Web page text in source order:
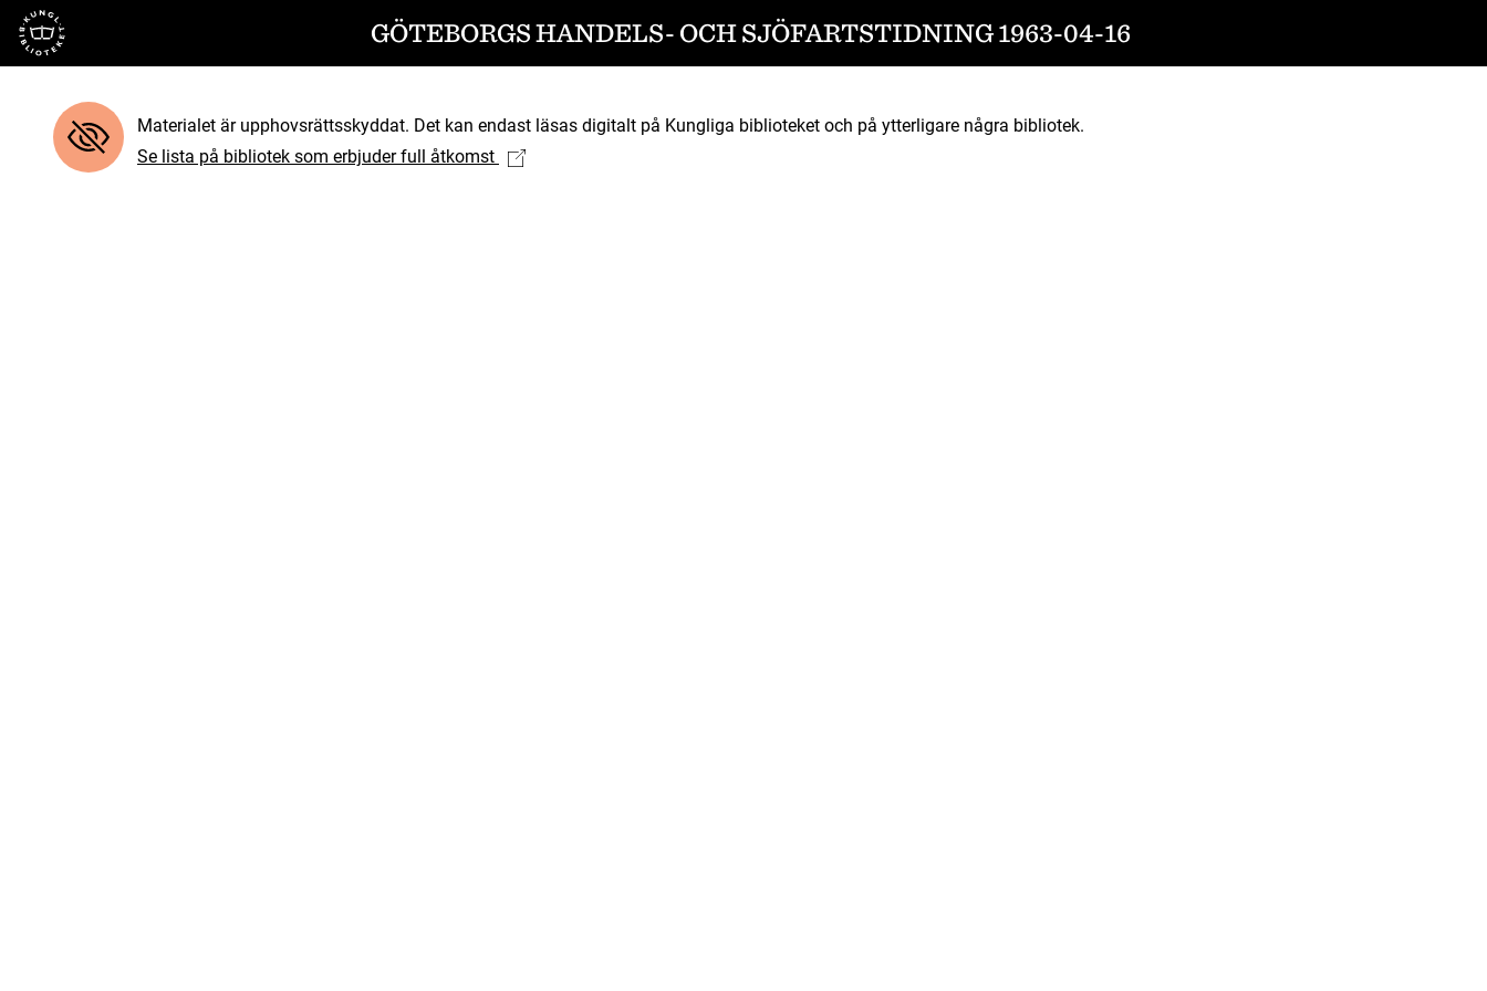
Till startsidan GÖTEBORGS HANDELS- OCH SJÖFARTSTIDNING 1963-04-16
Materialet är upphovsrättsskyddat. Det kan endast läsas digitalt på Kungliga biblioteket och på ytterligare några bibliotek.
Se lista på bibliotek som erbjuder full åtkomst